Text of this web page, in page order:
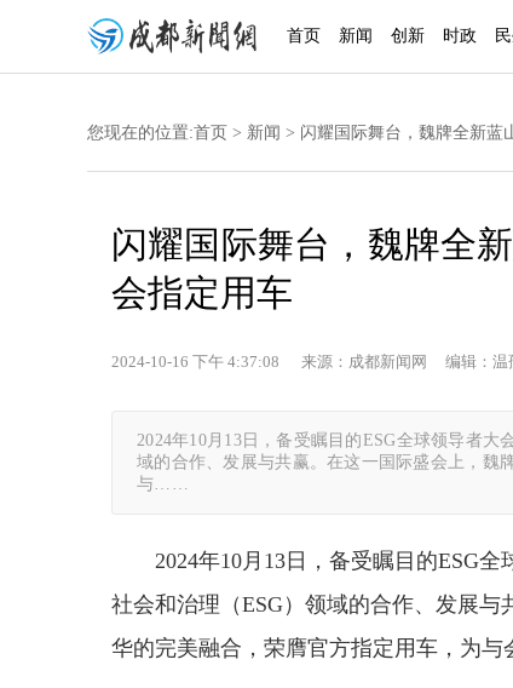
首页 新闻 创新 时政
您现在的位置:首页 > 新闻 > 闪耀国际舞台，魏牌全新蓝
闪耀国际舞台，魏牌全
会指定用车
2024-10-16 下午 4:37:08 来源：成都新闻网 编辑：
2024年10月13日，备受瞩目的ESG全球领导者
域的合作、发展与共赢。在这一国际盛会上，魏
与……
2024年10月13日，备受瞩目的ESG
社会和治理（ESG）领域的合作、发展
华的完美融合，荣膺官方指定用车，为与